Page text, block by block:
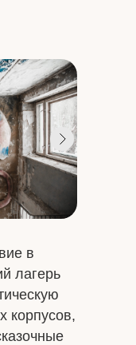
в
лагерь
корпусов,